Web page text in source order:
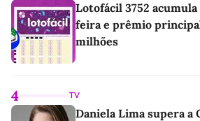
Lotofácil 3752
feira e prêmio
milhões
4 TV
Daniela Lima supera a